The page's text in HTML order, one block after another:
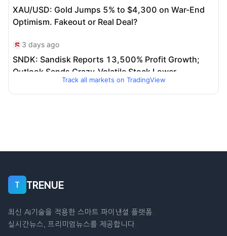
Track all markets on TradingView
T TRENUE
최신 AI기술을 적용한 스마트 파이낸셜 플랫폼.
실시간뉴스, 프리미엄뉴스를 제공합니다.